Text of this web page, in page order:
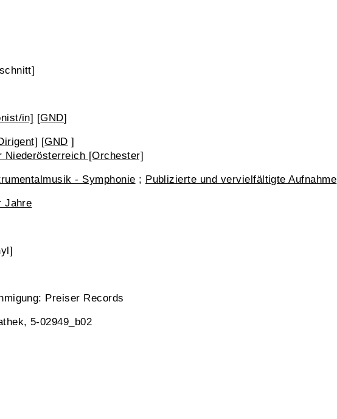
in] [GND]
[GND ]
Niederösterreich [Orchester]
- Symphonie ; Publizierte und vervielfältigte Aufnahme
Jahre
Preiser Records
5-02949_b02